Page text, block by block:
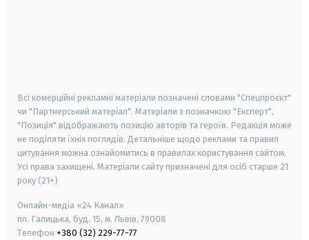
Всі комерційні рекламні матеріали позначені словами "Спецпроєкт"
чи "Партнерський матеріал". Матеріали з позначкою "Експерт",
"Позиція" відображають позицію авторів та героїв. Редакція може
не поділяти їхніх поглядів. Детальніше щодо реклами та правил
цитування можна ознайомитись в правилах користування сайтом.
Усі права захищені. Матеріали сайту призначені для осіб старше 21
року (21+)
Онлайн-медіа «24 Канал»
пл. Галицька, буд. 15, м. Львів, 79008
Телефон +380 (32) 229-77-77